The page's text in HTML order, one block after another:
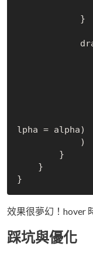
lpha = alpha)
效果很夢幻！hover
踩坑與優化